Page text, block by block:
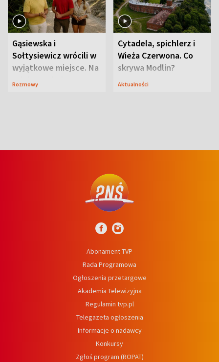
Gąsiewska i
Sołtysiewicz wrócili w
wyjątkowe miejsce. Na
szlaku czekał
Rozmowy
Cytadela, spichlerz i
Wieża Czerwona. Co
skrywa Modlin?
Aktualności
Abonament TVP
Rada Programowa
Ogłoszenia przetargowe
Akademia Telewizyjna
Regulamin tvp.pl
Telegazeta ogłoszenia
Informacje o nadawcy
Konkursy
Zgłoś program (ROPAT)